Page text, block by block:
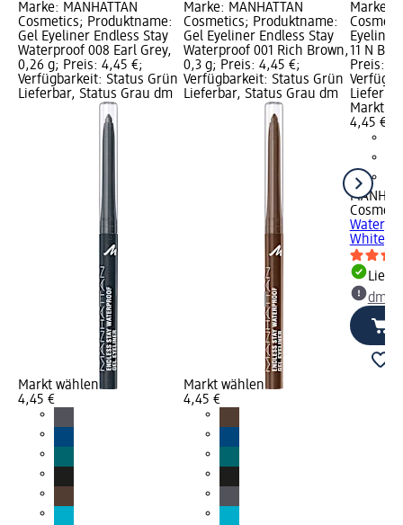
Marke: MANHATTAN
Cosmetics; Produktname:
Gel Eyeliner Endless Stay
Waterproof 008 Earl Grey,
0,26 g; Preis: 4,45 €;
Verfügbarkeit: Status Grün
Lieferbar, Status Grau dm
Markt wählen
4,45 €
Marke: MANHATTAN
Cosmetics; Produktname:
Gel Eyeliner Endless Stay
Waterproof 001 Rich Brown,
0,3 g; Preis: 4,45 €;
Verfügbarkeit: Status Grün
Lieferbar, Status Grau dm
Markt wählen
4,45 €
Marke:
Eyeliner
11 N
Preis:
Markt
4,45 €
White,
dm